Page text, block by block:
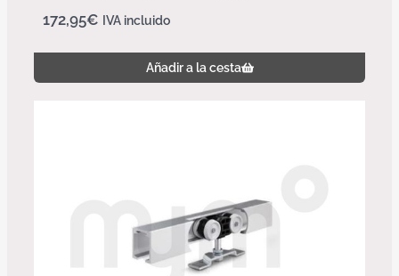
172,95€ IVA incluido
Añadir a la cesta